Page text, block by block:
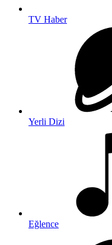
TV Haber
Yerli Dizi
Eğlence